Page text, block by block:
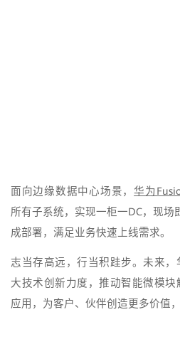
面向边缘数据中心场景，华为
所有子系统，实现一柜一DC，现场
成部署，满足业务快速上线需求。
志当存高远，行当积跬步。未来
大技术创新力度，推动智能微模
应用，为客户、伙伴创造更多价值